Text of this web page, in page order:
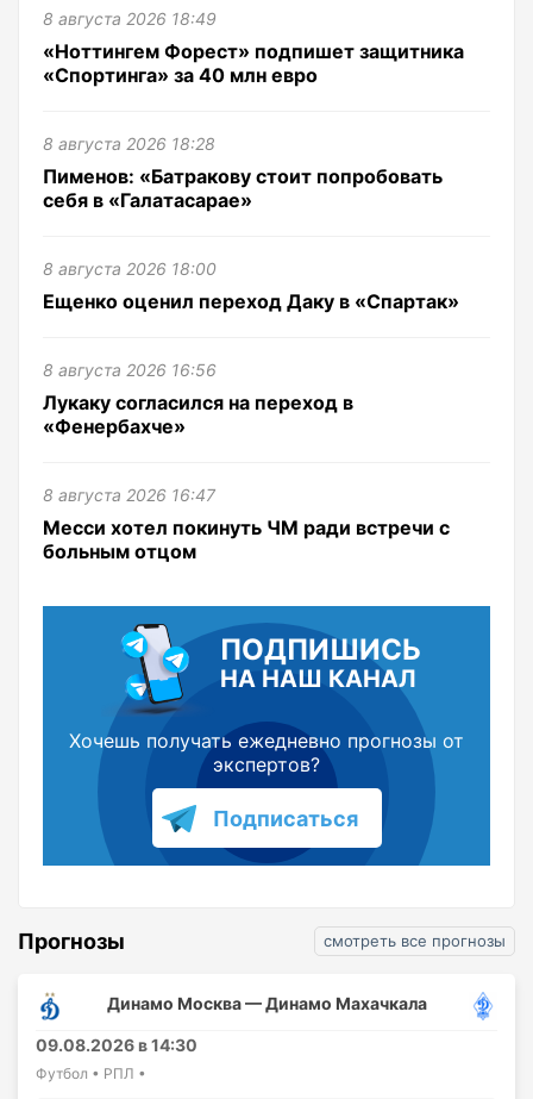
8 августа 2026 18:49
«Ноттингем Форест» подпишет защитника
«Спортинга» за 40 млн евро
8 августа 2026 18:28
Пименов: «Батракову стоит попробовать
себя в «Галатасарае»
8 августа 2026 18:00
Ещенко оценил переход Даку в «Спартак»
8 августа 2026 16:56
Лукаку согласился на переход в
«Фенербахче»
8 августа 2026 16:47
Месси хотел покинуть ЧМ ради встречи с
больным отцом
ПОДПИШИСЬ
НА НАШ КАНАЛ
Хочешь получать ежедневно прогнозы от
экспертов?
Подписаться
Прогнозы смотреть все прогнозы
Динамо Москва — Динамо Махачкала
09.08.2026 в 14:30
Футбол • РПЛ •